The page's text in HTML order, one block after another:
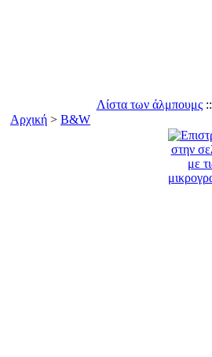
Λίστα των άλμπουμς::
Αρχική > B&W